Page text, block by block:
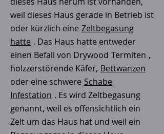
weil dieses Haus gerade in Betrieb ist
oder kürzlich eine Zeltbegasung
hatte . Das Haus hatte entweder
einen Befall von Drywood Termiten ,
holzzerstörende Käfer, Bettwanzen
oder eine schwere Schabe
Infestation . Es wird Zeltbegasung
genannt, weil es offensichtlich ein
Zelt um das Haus hat und weil ein